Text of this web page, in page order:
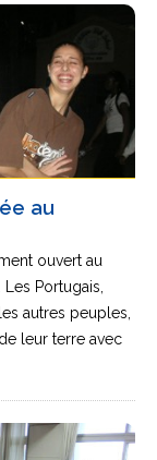
au
ouvert au
Portugais,
autres peuples,
leur terre avec